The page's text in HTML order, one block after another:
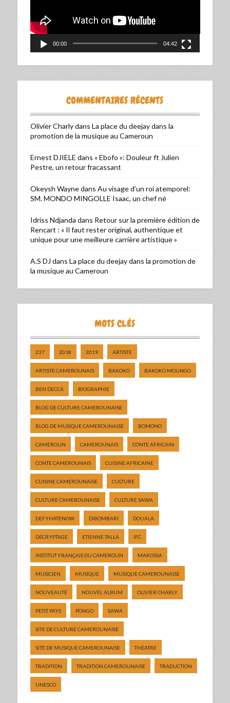
00:00 04:42
COMMENTAIRES RÉCENTS
Olivier Charlydans La place du deejay dans la
promotion de la musique au Cameroun
Ernest DJIELE dans « Ebofo »: Douleur ft Julien
Pestre, un retour fracassant
Okeysh Waynedans Au visage d’un roi atemporel:
SM. MONDO MINGOLLE Isaac, un chef né
Idriss Ndjanda dans Retour sur la première édition de
Rencart : « Il faut rester original, authentique et
unique pour une meilleure carrière artistique »
A.S DJ dans La place du deejay dans la promotion de
la musique au Cameroun
MOTS CLÉS
237 2018 2019 ARTISTE
ARTISTE CAMEROUNAIS BAKOKO BAKOKO MOUNGO
BEN DECCA BIOGRAPHIE
BLOG DE CULTURE CAMEROUNAISE
BLOG DE MUSIQUE CAMEROUNAISE BOMONO
CAMEROUN CAMEROUNAIS CONTE AFRICAIN
CONTE CAMEROUNAIS CUISINE AFRICAINE
CUISINE CAMEROUNAISE CULTURE
CULTURE CAMEROUNAISE CULTURE SAWA
DEFYHATENOW DIBOMBARI DOUALA
DÉCRYPTAGE ETIENNE TALLA IFC
INSTITUT FRANÇAIS DU CAMEROUN MAKOSSA
MUSICIEN MUSIQUE MUSIQUE CAMEROUNAISE
NOUVEAUTÉ NOUVEL ALBUM OLIVIER CHARLY
PETIT PAYS PONGO SAWA
SITE DE CULTURE CAMEROUNAISE
SITE DE MUSIQUE CAMEROUNAISE THÉATRE
TRADITION TRADITION CAMEROUNAISE TRADUCTION
UNESCO